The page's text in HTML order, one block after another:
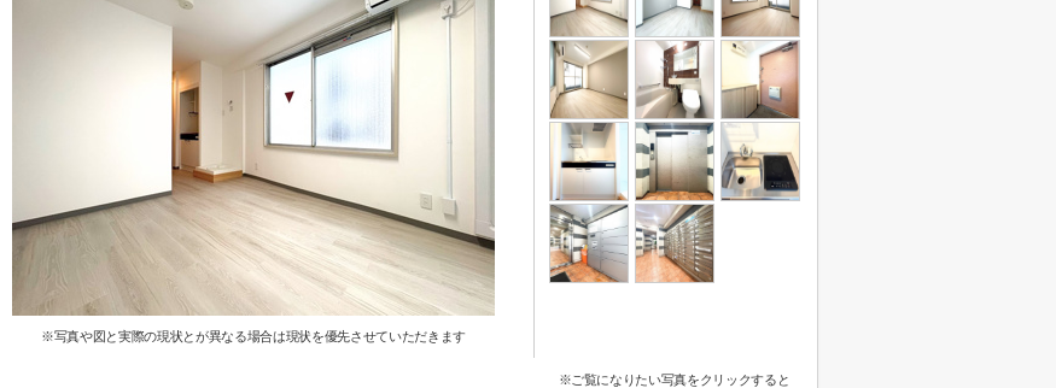
※写真や図と実際の現状とが異なる場合は現状を優先させていただきます
※ご覧になりたい写真をクリックすると